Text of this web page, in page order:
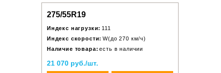
275/55R19
Индекс нагрузки: 111
Индекс скорости: W(до 270 км/ч)
Наличие товара: есть в наличии
21 070 руб./шт.